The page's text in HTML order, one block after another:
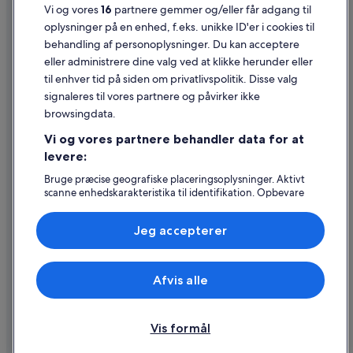
Juridiske oplysninger/Kontakt os
Retningslinjer for indhold og indberetning af indhold
Hjælp
Kontakt os
Ændr eller afbestil din reservation
Forløb og behandlingstider for refusion
Book en flyrejse med et tilgodehavende fra et flyselskab
Internationale rejsedokumenter
Expedia, Inc. er ikke ansvarlig for indhold fra eksterne hjemmesider.
© 2026 Expedia, Inc. – en del af Expedia Group. Alle rettigheder
forbeholdes. Expedia og Expedias logo er varemærker eller registrerede
Vi og vores16 partnere gemmer og/eller får adgang til
oplysninger på en enhed, f.eks. unikke ID'er i cookies til
behandling af personoplysninger. Du kan acceptere
eller administrere dine valg ved at klikke herunder eller
til enhver tid på siden om privatlivspolitik. Disse valg
signaleres til vores partnere og påvirker ikke
browsingdata.
Vi og vores partnere behandler data for at
levere:
Bruge præcise geografiske placeringsoplysninger. Aktivt
scanne enhedskarakteristika til identifikation. Opbevare
annoncering og indhold, annoncerings- og
indholdsmåling, målgruppeundersøgelser og udvikling af
tjenester.
Liste over partnere (leverandører)
Vis formål
Afvis alle
Jeg accepterer